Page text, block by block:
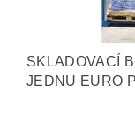
SKLADOVACÍ
JEDNU EURO